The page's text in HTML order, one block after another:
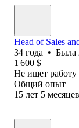
Head of Sales
34 года • Была
1 600 $
Не ищет работу
Общий опыт
15 лет 5 месяцев